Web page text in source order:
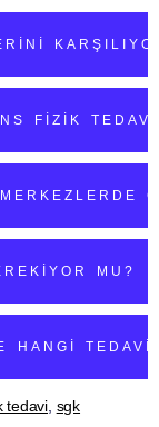
FIZIK
MU?
HANGI
tedavi sgk